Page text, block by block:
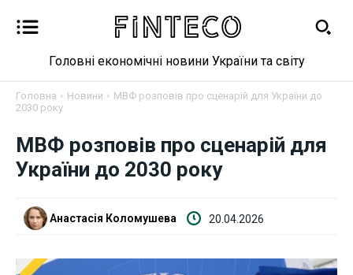
Новини
Фінанси
Валютний ринок
Головні економічні новини України та світу
Головна Новини
МВФ розповів про сценарій для України до
2030 року
МВФ розповів про сценарій для
України до 2030 року
Анастасія Коломушева 20.04.2026